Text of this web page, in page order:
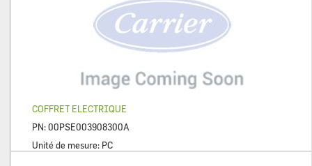
COFFRET ELECTRIQUE
PN:00PSE003908300A
Unité de mesure: PC